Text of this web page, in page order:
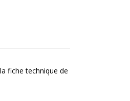
fiche technique de